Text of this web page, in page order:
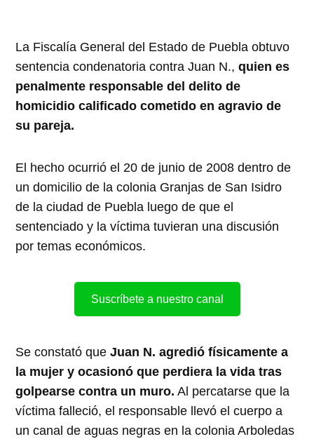
La Fiscalía General del Estado de Puebla obtuvo
sentencia condenatoria contra Juan N.,quien es
penalmente responsable del delito de
homicidio calificado cometido en agravio de
su pareja.
El hecho ocurrió el 20 de junio de 2008 dentro de
un domicilio de la colonia Granjas de San Isidro
de la ciudad de Puebla luego de que el
sentenciado y la víctima tuvieran una discusión
por temas económicos.
Suscríbete a nuestro canal
Se constató que Juan N. agredió físicamente a
la mujer y ocasionó que perdiera la vida tras
golpearse contra un muro. Al percatarse que la
víctima falleció, el responsable llevó el cuerpo a
un canal de aguas negras en la colonia Arboledas